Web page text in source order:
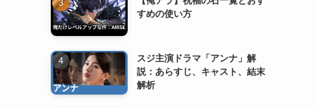
すめの使い方
スジ主演ドラマ「アンナ」解
説：あらすじ、キャスト、結末
解析